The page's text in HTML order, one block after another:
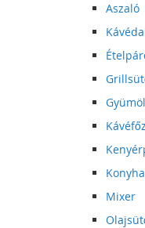
Aszaló
Mixer